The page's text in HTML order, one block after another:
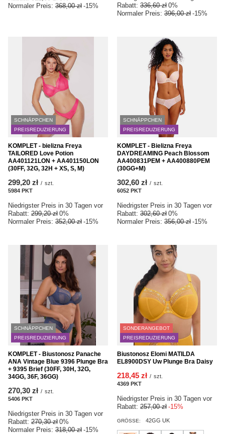
Normaler Preis: 368,00 zł -15%
Rabatt: 336,60 zł 0%
Normaler Preis: 396,00 zł -15%
SCHNÄPPCHEN
PREISREDUZIERUNG
KOMPLET - bielizna Freya
TAILORED Love Potion
AA401121LON + AA401150LON
(30FF, 32G, 32H + XS, S, M)
299,20 zł / szt.
5984 PKT
Niedrigster Preis in 30 Tagen vor
Rabatt: 299,20 zł 0%
Normaler Preis: 352,00 zł -15%
SCHNÄPPCHEN
PREISREDUZIERUNG
KOMPLET - Bielizna Freya
DAYDREAMING Peach Blossom
AA400831PEM + AA400880PEM
(30GG+M)
302,60 zł / szt.
6052 PKT
Niedrigster Preis in 30 Tagen vor
Rabatt: 302,60 zł 0%
Normaler Preis: 356,00 zł -15%
SCHNÄPPCHEN
PREISREDUZIERUNG
KOMPLET - Biustonosz Panache
ANA Vintage Blue 9396 Plunge Bra
+ 9395 Brief (30FF, 30H, 32G,
34GG, 36F, 36GG)
270,30 zł / szt.
5406 PKT
Niedrigster Preis in 30 Tagen vor
Rabatt: 270,30 zł 0%
Normaler Preis: 318,00 zł -15%
SONDERANGEBOT
PREISREDUZIERUNG
Biustonosz Elomi MATILDA
EL8900DSY Uw Plunge Bra Daisy
218,45 zł / szt.
4369 PKT
Niedrigster Preis in 30 Tagen vor
Rabatt: 257,00 zł -15%
GRÖSSE: 42GG UK